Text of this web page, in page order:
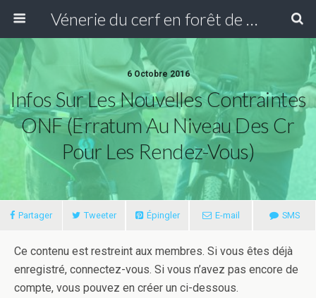
Vénerie du cerf en forêt de Compiègne
6 Octobre 2016
Infos Sur Les Nouvelles Contraintes
ONF (Erratum Au Niveau Des Cr
Pour Les Rendez-Vous)
Partager Tweeter Épingler E-mail SMS
Ce contenu est restreint aux membres. Si vous êtes déjà
enregistré, connectez-vous. Si vous n’avez pas encore de
compte, vous pouvez en créer un ci-dessous.